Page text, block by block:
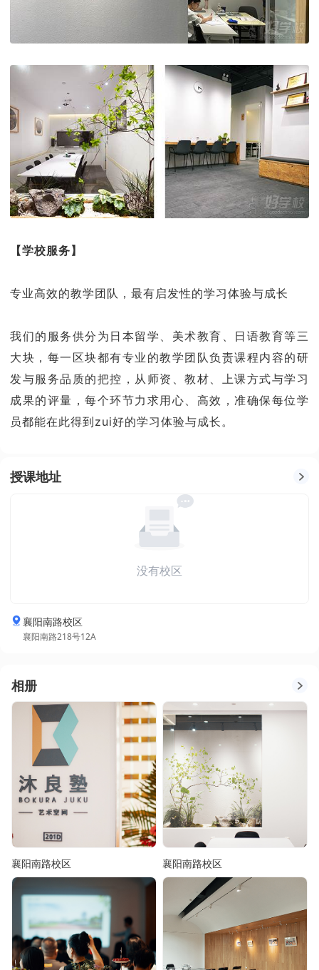
【学校服务】
专业高效的教学团队，最有启发性的学习体验与成长
我们的服务供分为日本留学、美术教育、日语教育等三
大块，每一区块都有专业的教学团队负责课程内容的研
发与服务品质的把控，从师资、教材、上课方式与学习
成果的评量，每个环节力求用心、高效，准确保每位学
员都能在此得到zui好的学习体验与成长。
授课地址
没有校区
襄阳南路校区
襄阳南路218号12A
相册
襄阳南路校区 襄阳南路校区